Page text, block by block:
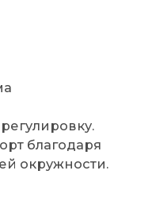
благодаря
окружности.